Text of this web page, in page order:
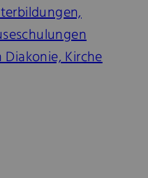
Kirche